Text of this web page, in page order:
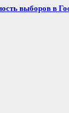
выборов в